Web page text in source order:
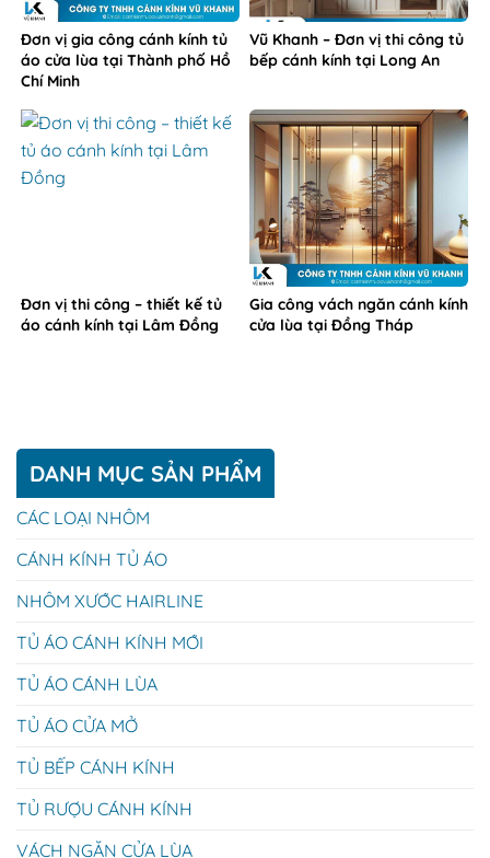
Đơn vị gia công cánh kính tủ
áo cửa lùa tại Thành phố Hồ
Chí Minh
Vũ Khanh – Đơn vị thi công tủ
bếp cánh kính tại Long An
Đơn vị thi công – thiết kế tủ
áo cánh kính tại Lâm Đồng
Gia công vách ngăn cánh kính
cửa lùa tại Đồng Tháp
DANH MỤC SẢN PHẨM
CÁC LOẠI NHÔM
CÁNH KÍNH TỦ ÁO
NHÔM XƯỚC HAIRLINE
TỦ ÁO CÁNH KÍNH MỚI
TỦ ÁO CÁNH LÙA
TỦ ÁO CỬA MỞ
TỦ BẾP CÁNH KÍNH
TỦ RƯỢU CÁNH KÍNH
VÁCH NGĂN CỬA LÙA